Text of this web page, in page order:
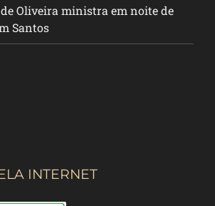
Oliveira ministra em noite de
Santos
INTERNET